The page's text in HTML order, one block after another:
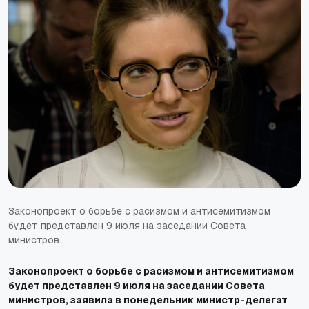
Законопроект о борьбе с расизмом и антисемитизмом
будет представлен 9 июля на заседании Совета
министров.
Законопроект о борьбе с расизмом и антисемитизмом
будет представлен 9 июля на заседании Совета
министров, заявила в понедельник министр-делегат